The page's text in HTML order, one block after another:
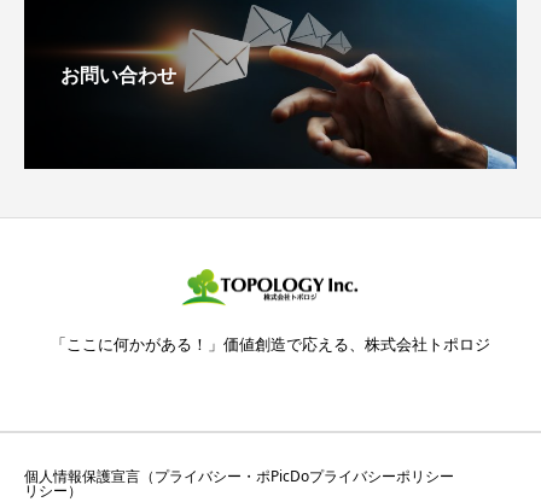
お問い合わせ
「ここに何かがある！」価値創造で応える、株式会社トポロジ
個人情報保護宣言（プライバシー・ポ
リシー）
PicDoプライバシーポリシー